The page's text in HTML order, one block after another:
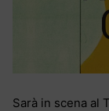
Sarà in scena al